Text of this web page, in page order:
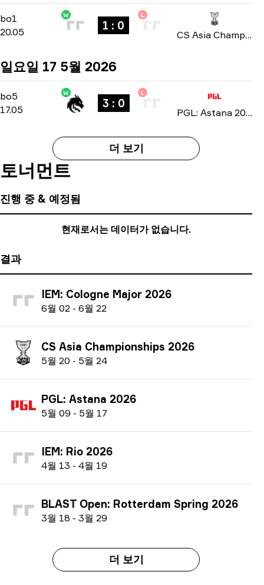
bo1 -bo1
20.05
W
1 : 0
L
CS Asia Championships 2026
일요일 17 5월 2026
bo5 -bo5
17.05
W
3 : 0
L
PGL: Astana 2026
더 보기
토너먼트
진행 중 & 예정됨
현재로서는 데이터가 없습니다.
결과
IEM: Cologne Major 2026
6월 02 - 6월 22
CS Asia Championships 2026
5월 20 - 5월 24
PGL: Astana 2026
5월 09 - 5월 17
IEM: Rio 2026
4월 13 - 4월 19
BLAST Open: Rotterdam Spring 2026
3월 18 - 3월 29
더 보기